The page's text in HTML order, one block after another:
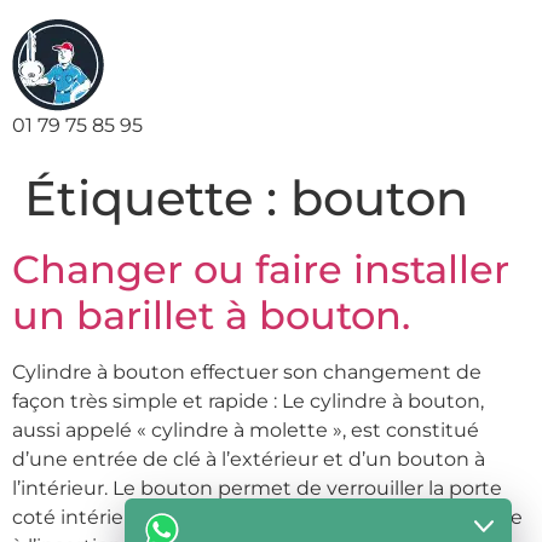
01 79 75 85 95
Étiquette : bouton
Changer ou faire installer
un barillet à bouton.
Cylindre à bouton effectuer son changement de
façon très simple et rapide : Le cylindre à bouton,
aussi appelé « cylindre à molette », est constitué
d’une entrée de clé à l’extérieur et d’un bouton à
l’intérieur. Le bouton permet de verrouiller la porte
coté intérieur sans avoir besoin d’utiliser la clef. Grâce